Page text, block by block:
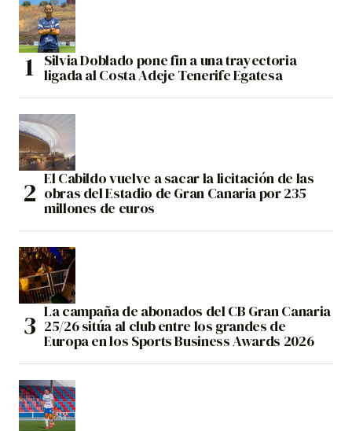
Silvia Doblado pone fin a una trayectoria
ligada al Costa Adeje Tenerife Egatesa
El Cabildo vuelve a sacar la licitación de las
obras del Estadio de Gran Canaria por 235
millones de euros
La campaña de abonados del CB Gran Canaria
25/26 sitúa al club entre los grandes de
Europa en los Sports Business Awards 2026